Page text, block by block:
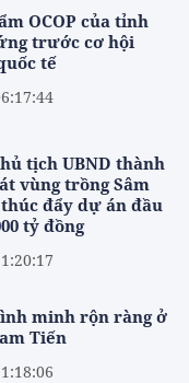
OCOP của tỉnh
trước cơ hội
tế
tịch UBND thành
vùng trồng Sâm
đẩy dự án đầu
tỷ đồng
minh rộn ràng ở
Tiến